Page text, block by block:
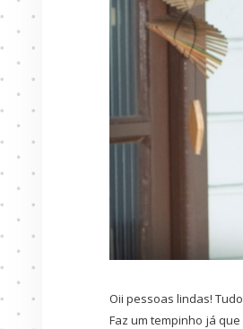
Oii pessoas lindas!
Faz um tempinho já